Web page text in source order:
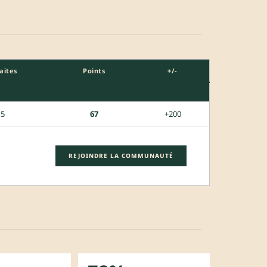
Points +/-
5 67 +200
REJOINDRE LA COMMUNAUTÉ